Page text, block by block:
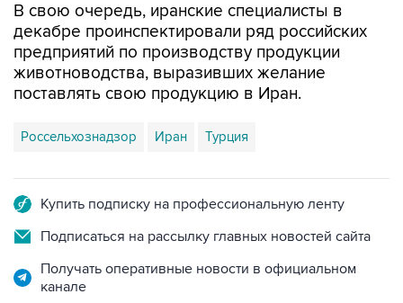
В свою очередь, иранские специалисты в
декабре проинспектировали ряд российских
предприятий по производству продукции
животноводства, выразивших желание
поставлять свою продукцию в Иран.
Россельхознадзор Иран Турция
Купить подписку на профессиональную ленту
Подписаться на рассылку главных новостей сайта
Получать оперативные новости в официальном
канале